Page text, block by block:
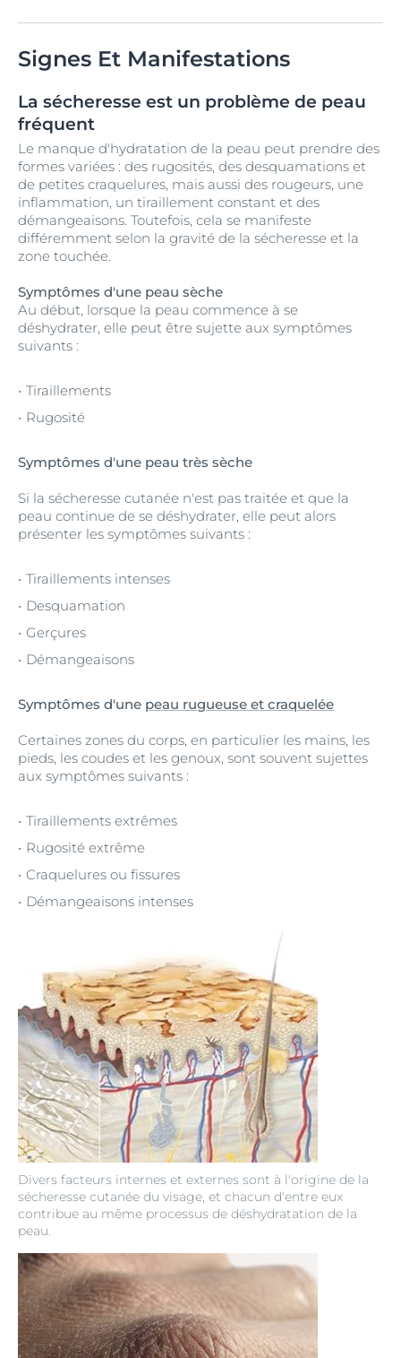
Signes Et Manifestations
La sécheresse est un problème de peau
fréquent
Le manque d'hydratation de la peau peut prendre des
formes variées : des rugosités, des desquamations et
de petites craquelures, mais aussi des rougeurs, une
inflammation, un tiraillement constant et des
démangeaisons. Toutefois, cela se manifeste
différemment selon la gravité de la sécheresse et la
zone touchée.
Divers facteurs internes et externes sont à l'origine de la
sécheresse cutanée du visage, et chacun d'entre eux
contribue au même processus de déshydratation de la
peau.
Symptômes d'une peau sèche
Au début, lorsque la peau commence à se
déshydrater, elle peut être sujette aux symptômes
suivants :
Tiraillements
Rugosité
Symptômes d'une peau très sèche
Si la sécheresse cutanée n'est pas traitée et que la
peau continue de se déshydrater, elle peut alors
présenter les symptômes suivants :
Tiraillements intenses
Desquamation
Gerçures
Démangeaisons
Symptômes d'une peau rugueuse et craquelée
Certaines zones du corps, en particulier les mains, les
pieds, les coudes et les genoux, sont souvent sujettes
aux symptômes suivants :
Tiraillements extrêmes
Rugosité extrême
Craquelures ou fissures
Démangeaisons intenses